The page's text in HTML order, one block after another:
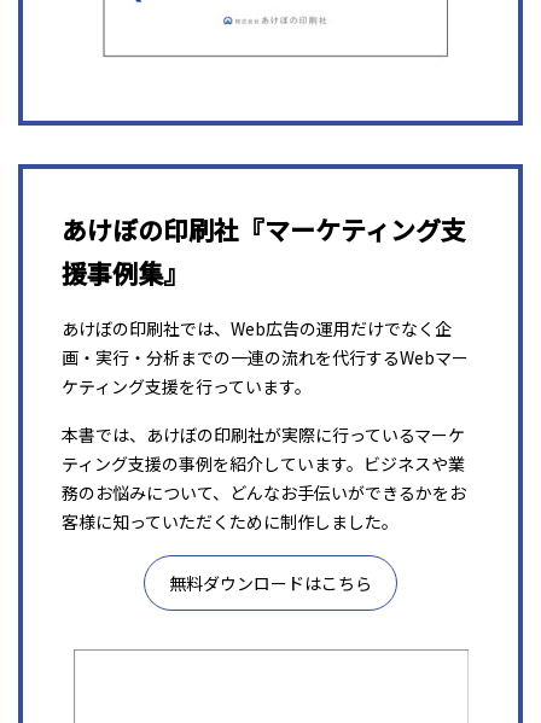
あけぼの印刷社『マーケティング支
援事例集』
あけぼの印刷社では、Web広告の運用だけでなく企
画・実行・分析までの一連の流れを代行するWebマー
ケティング支援を行っています。
本書では、あけぼの印刷社が実際に行っているマーケ
ティング支援の事例を紹介しています。ビジネスや業
務のお悩みについて、どんなお手伝いができるかをお
客様に知っていただくために制作しました。
無料ダウンロードはこちら